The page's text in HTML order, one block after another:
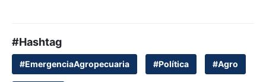
#Hashtag
#EmergenciaAgropecuaria #Política #Agro